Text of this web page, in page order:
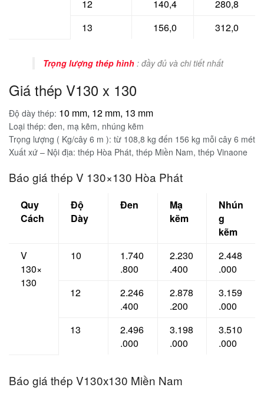
12 140,4
280,8
13
156,0 312,0
Trọng lượng thép hình : đầy đủ và chi tiết nhất
Giá thép V130 x 130
Độ dày thép: 10 mm, 12 mm, 13 mm
Loại thép: đen, mạ kẽm, nhúng kẽm
Trọng lượng ( Kg/cây 6 m ): từ 108,8 kg đến 156 kg mỗi cây 6 mét
Xuất xứ – Nội địa: thép Hòa Phát, thép Miền Nam, thép Vinaone
Báo giá thép V 130×130 Hòa Phát
Quy
Cách
Độ
Dày
Đen
Mạ
kẽm
Nhún
g
kẽm
V
130×
130
10
1.740
.800
2.230
.400
2.448
.000
12
2.246
.400
2.878
.200
3.159
.000
13
2.496
.000
3.198
.000
3.510
.000
Báo giá thép V130x130 Miền Nam